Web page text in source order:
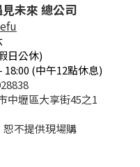
見未來 總公司
日公休)
18:00 (中午12點休息)
中壢區大享街45之1
恕不提供現場購